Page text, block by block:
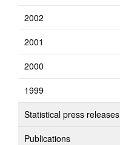
2002
2001
2000
1999
Statistical press releases
Publications